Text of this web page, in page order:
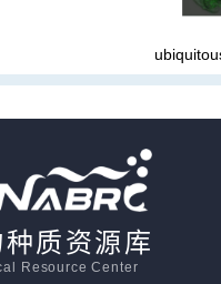
质资源库
Resource Center